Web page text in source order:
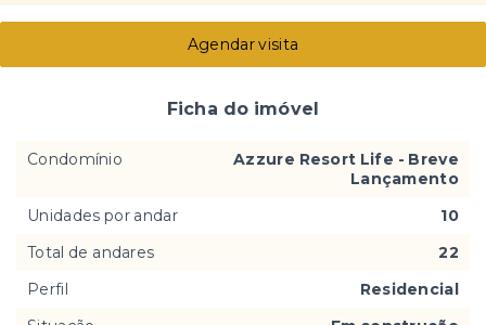
Agendar visita
Ficha do imóvel
Condomínio
Azzure Resort Life - Breve
Lançamento
Unidades por andar
10
Total de andares
22
Perfil
Residencial